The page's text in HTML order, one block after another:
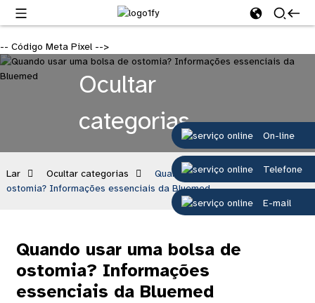
-- Código Meta Pixel -->
On-line
Telefone
E-mail
Ocultar
categorias
Lar Ocultar categorias
Quando usar uma bolsa de
ostomia? Informações essenciais da Bluemed
Quando usar uma bolsa de
ostomia? Informações
essenciais da Bluemed